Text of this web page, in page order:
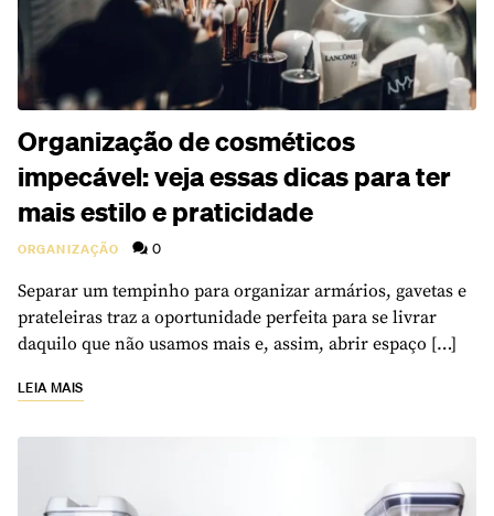
Organização de cosméticos
impecável: veja essas dicas para ter
mais estilo e praticidade
ORGANIZAÇÃO 0
Separar um tempinho para organizar armários, gavetas e
prateleiras traz a oportunidade perfeita para se livrar
daquilo que não usamos mais e, assim, abrir espaço […]
LEIA MAIS